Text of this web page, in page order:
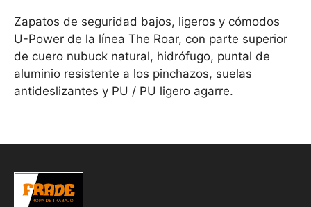
Zapatos de seguridad bajos, ligeros y cómodos
U-Power de la línea The Roar, con parte superior
de cuero nubuck natural, hidrófugo, puntal de
aluminio resistente a los pinchazos, suelas
antideslizantes y PU / PU ligero agarre.